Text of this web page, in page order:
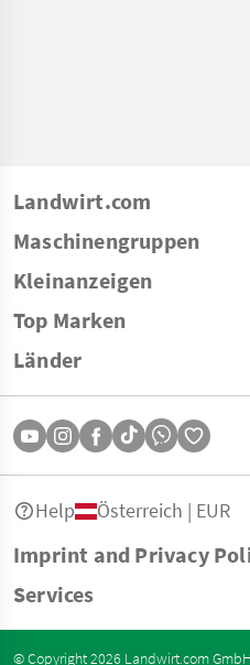
Landwirt.com
Maschinengruppen
Kleinanzeigen
Top Marken
Länder
Imprint and Privacy
Services
Help Österreich | EUR
© Copyright 2026 Landwirt.com